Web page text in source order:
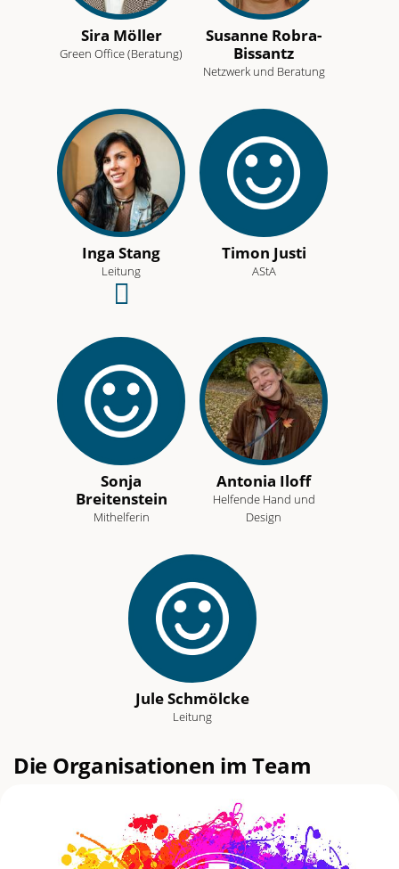
Sira Möller
Green Office (Beratung)
Susanne Robra-
Bissantz
Netzwerk und Beratung
Inga Stang
Leitung
Mail
an
dieses
Team-
Mitglied
Timon Justi
AStA
Sonja
Breitenstein
Mithelferin
Antonia Iloff
Helfende Hand und
Design
Jule Schmölcke
Leitung
Die Organisationen im Team